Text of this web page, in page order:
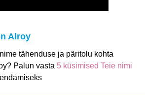
Alroy
tähenduse ja päritolu kohta
Palun vasta 5 küsimised Teie nimi